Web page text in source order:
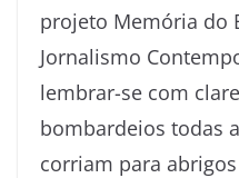
projeto Memória do
Jornalismo
lembrar-se com
bombardeios todas
corriam para